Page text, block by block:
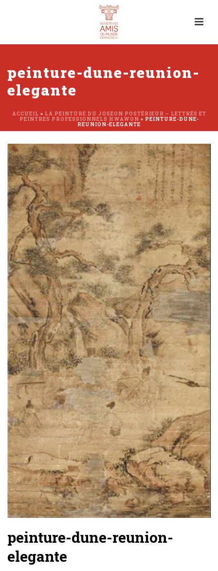
peinture-dune-reunion-
elegante
ACCUEIL » LA PEINTURE DU JOSEON POSTÉRIEUR – LETTRÉS ET
PEINTRES PROFESSIONNELS HWAWON » PEINTURE-DUNE-
REUNION-ELEGANTE
peinture-dune-reunion-
elegante